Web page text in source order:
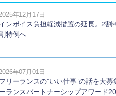
年12月17日
インボイス負担軽減措置の延長。2割
特例へ
年07月01日
フリーランスの”いい仕事”の話を大募
ーランスパートナーシップアワード